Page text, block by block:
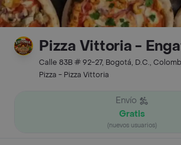
Pizza Vittoria -
Calle 83B # 92-27, Bogotá, D.C.,
Pizza - Pizza Vittoria
Envío
Gratis
(nuevos usuarios)